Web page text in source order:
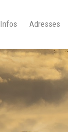
Infos Adresses